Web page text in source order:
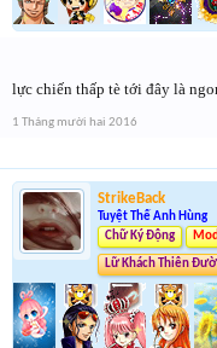
lực chiến thấp tè tới đây là
1 Tháng mười hai 2016
StrikeBack
Tuyệt Thế Anh Hùng
Chữ Ký Động
Lữ Khách Thiên